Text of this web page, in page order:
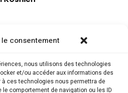
consentement
nous utilisons des technologies
et/ou accéder aux informations des
ces technologies nous permettra de
comportement de navigation ou les ID